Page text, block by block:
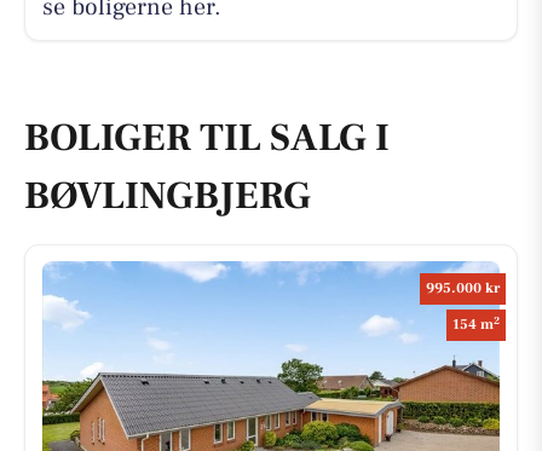
se boligerne her.
BOLIGER TIL SALG I
BØVLINGBJERG
995.000 kr
154 m2